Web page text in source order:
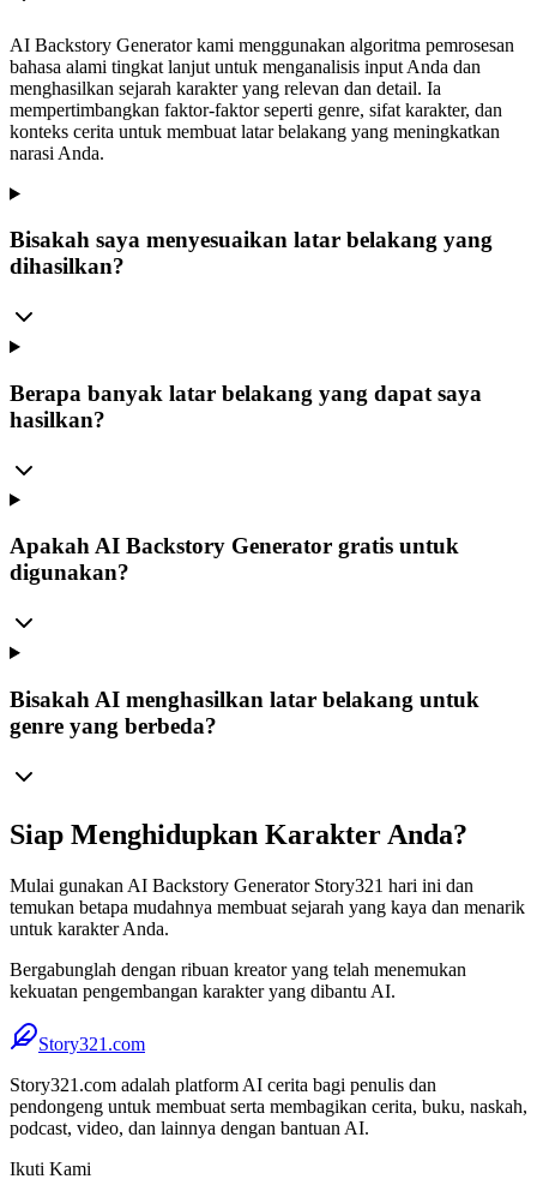
AI Backstory Generator kami menggunakan algoritma pemrosesan
bahasa alami tingkat lanjut untuk menganalisis input Anda dan
menghasilkan sejarah karakter yang relevan dan detail. Ia
mempertimbangkan faktor-faktor seperti genre, sifat karakter, dan
konteks cerita untuk membuat latar belakang yang meningkatkan
narasi Anda.
Bisakah saya menyesuaikan latar belakang yang
dihasilkan?
Berapa banyak latar belakang yang dapat saya
hasilkan?
Apakah AI Backstory Generator gratis untuk
digunakan?
Bisakah AI menghasilkan latar belakang untuk
genre yang berbeda?
Siap Menghidupkan Karakter Anda?
Mulai gunakan AI Backstory Generator Story321 hari ini dan
temukan betapa mudahnya membuat sejarah yang kaya dan menarik
untuk karakter Anda.
Bergabunglah dengan ribuan kreator yang telah menemukan
kekuatan pengembangan karakter yang dibantu AI.
Story321.com
Story321.com adalah platform AI cerita bagi penulis dan
pendongeng untuk membuat serta membagikan cerita, buku, naskah,
podcast, video, dan lainnya dengan bantuan AI.
Ikuti Kami